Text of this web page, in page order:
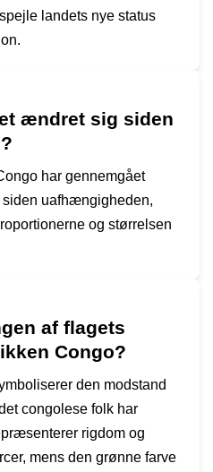
landets nye status
ændret sig siden
har gennemgået
uafhængigheden,
og størrelsen
af ​​flagets
Congo?
den modstand
congolese folk har
rigdom og
mens den grønne farve